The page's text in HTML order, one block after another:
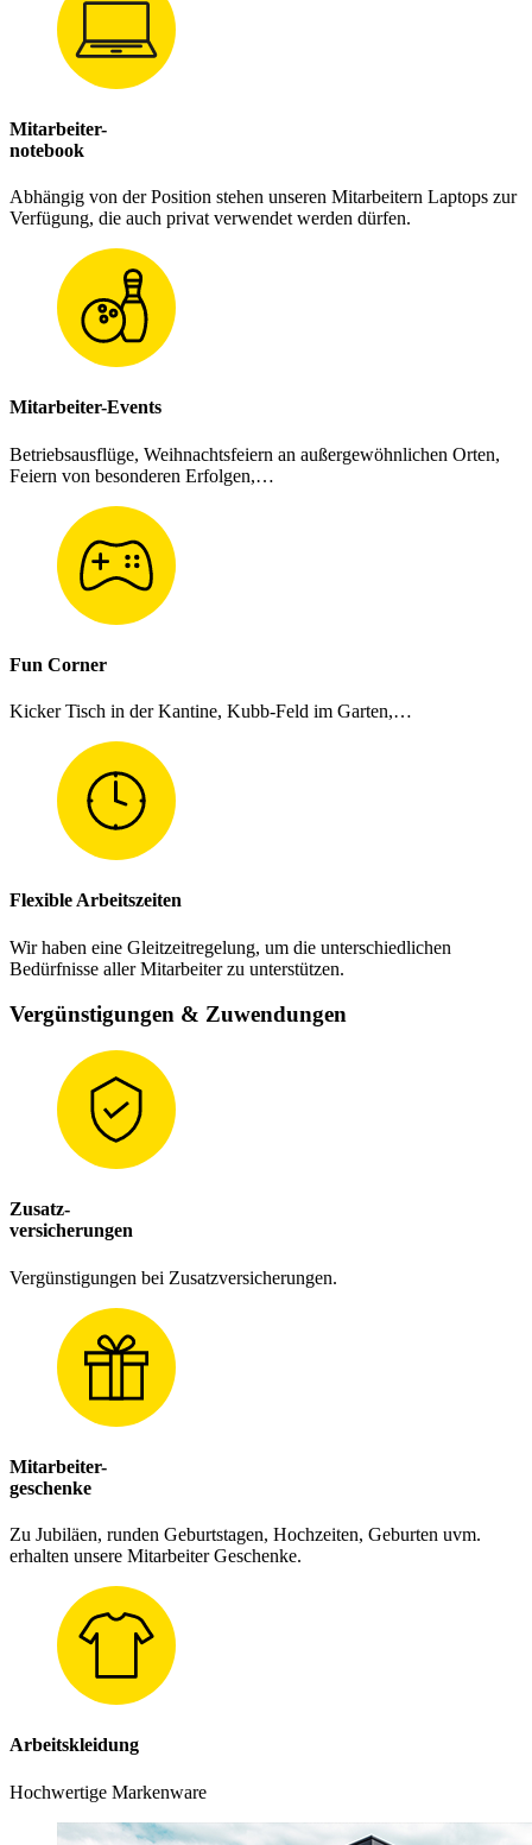
Mitarbeiter-
notebook
Abhängig von der Position stehen unseren Mitarbeitern Laptops zur
Verfügung, die auch privat verwendet werden dürfen.
Mitarbeiter-Events
Betriebsausflüge, Weihnachtsfeiern an außergewöhnlichen Orten,
Feiern von besonderen Erfolgen,…
Fun Corner
Kicker Tisch in der Kantine, Kubb-Feld im Garten,…
Flexible Arbeitszeiten
Wir haben eine Gleitzeitregelung, um die unterschiedlichen
Bedürfnisse aller Mitarbeiter zu unterstützen.
Vergünstigungen & Zuwendungen
Zusatz-
versicherungen
Vergünstigungen bei Zusatzversicherungen.
Mitarbeiter-
geschenke
Zu Jubiläen, runden Geburtstagen, Hochzeiten, Geburten uvm.
erhalten unsere Mitarbeiter Geschenke.
Arbeitskleidung
Hochwertige Markenware